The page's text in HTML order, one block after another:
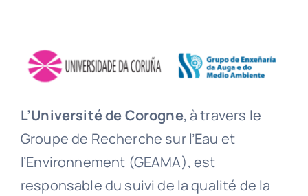
L’Université de Corogne, à travers le
Groupe de Recherche sur l’Eau et
l’Environnement (GEAMA), est
responsable du suivi de la qualité de la